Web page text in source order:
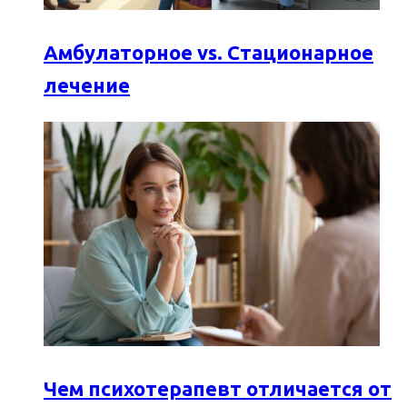
Амбулаторное vs. Стационарное
лечение
Чем психотерапевт отличается от